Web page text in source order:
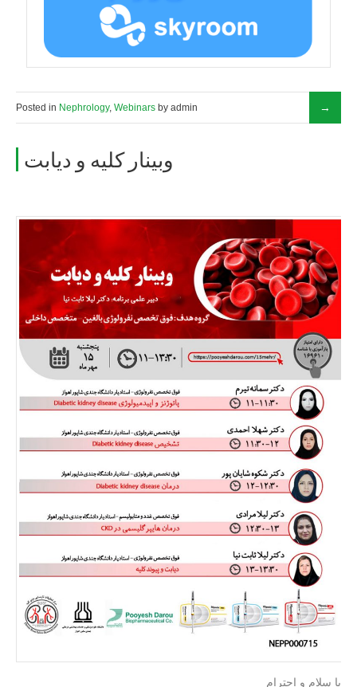
Posted in Nephrology, Webinars by admin
وبینار کلیه و دیابت
با سلام و احترام